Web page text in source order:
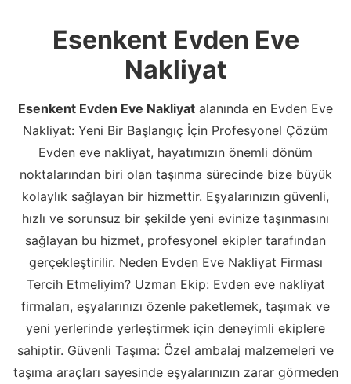
Esenkent Evden Eve
Nakliyat
Esenkent Evden Eve Nakliyat alanında en Evden Eve
Nakliyat: Yeni Bir Başlangıç İçin Profesyonel Çözüm
Evden eve nakliyat, hayatımızın önemli dönüm
noktalarından biri olan taşınma sürecinde bize büyük
kolaylık sağlayan bir hizmettir. Eşyalarınızın güvenli,
hızlı ve sorunsuz bir şekilde yeni evinize taşınmasını
sağlayan bu hizmet, profesyonel ekipler tarafından
gerçekleştirilir. Neden Evden Eve Nakliyat Firması
Tercih Etmeliyim? Uzman Ekip: Evden eve nakliyat
firmaları, eşyalarınızı özenle paketlemek, taşımak ve
yeni yerlerinde yerleştirmek için deneyimli ekiplere
sahiptir. Güvenli Taşıma: Özel ambalaj malzemeleri ve
taşıma araçları sayesinde eşyalarınızın zarar görmeden